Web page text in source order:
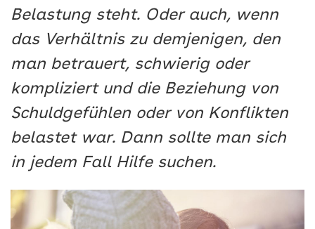
Belastung steht. Oder auch, wenn
das Verhältnis zu demjenigen, den
man betrauert, schwierig oder
kompliziert und die Beziehung von
Schuldgefühlen oder von Konflikten
belastet war. Dann sollte man sich
in jedem Fall Hilfe suchen.